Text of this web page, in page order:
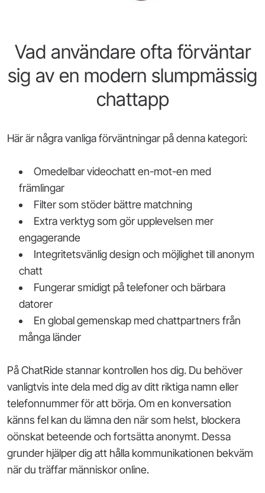
Vad användare ofta förväntar
sig av en modern slumpmässig
chattapp
Här är några vanliga förväntningar på denna kategori:
Omedelbar videochatt en-mot-en med
främlingar
Filter som stöder bättre matchning
Extra verktyg som gör upplevelsen mer
engagerande
Integritetsvänlig design och möjlighet till anonym
chatt
Fungerar smidigt på telefoner och bärbara
datorer
En global gemenskap med chattpartners från
många länder
På ChatRide stannar kontrollen hos dig. Du behöver
vanligtvis inte dela med dig av ditt riktiga namn eller
telefonnummer för att börja. Om en konversation
känns fel kan du lämna den när som helst, blockera
oönskat beteende och fortsätta anonymt. Dessa
grunder hjälper dig att hålla kommunikationen bekväm
när du träffar människor online.